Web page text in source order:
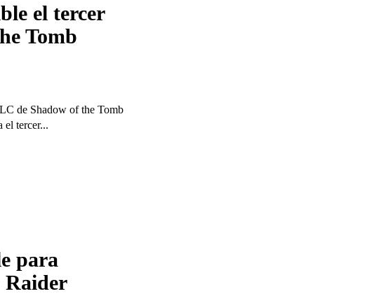
el tercer
Tomb
de Shadow of the Tomb
el tercer...
para
Raider